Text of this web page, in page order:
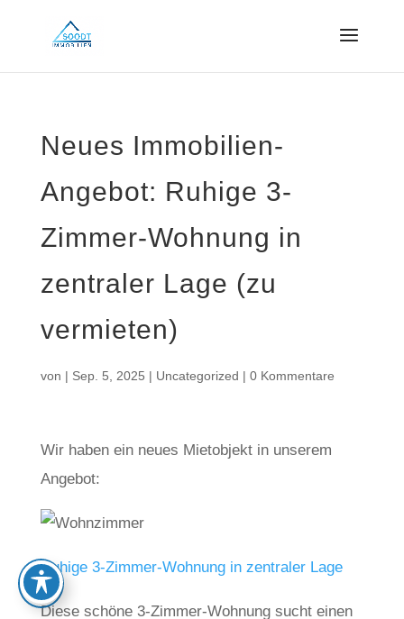
Neues Immobilien-
Angebot: Ruhige 3-
Zimmer-Wohnung in
zentraler Lage (zu
vermieten)
von | Sep. 5, 2025 | Uncategorized | 0 Kommentare
Wir haben ein neues Mietobjekt in unserem
Angebot:
Ruhige 3-Zimmer-Wohnung in zentraler Lage
Diese schöne 3-Zimmer-Wohnung sucht einen